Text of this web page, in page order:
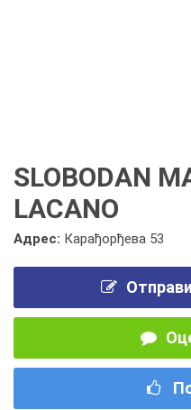
SLOBODAN
LACANO
Адрес: Карађорђева 53